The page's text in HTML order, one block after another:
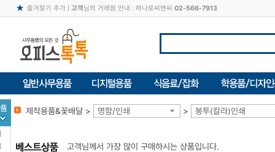
즐겨찾기 추가| 고객님의 거래점 안내 : 하나로씨엔씨 02-566-7913
제작용품&꽃배달 > 명함/인쇄 > 봉투(칼라)인쇄
고객님께서 가장 많이 구매하시는 상품입니다.